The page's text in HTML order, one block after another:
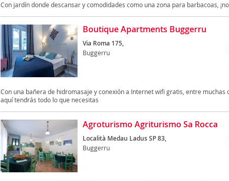
Con jardín donde descansar y comodidades como una zona para barbacoas,
Boutique Apartments Buggerru
Via Roma 175,
Buggerru
Con una bañera de hidromasaje y conexión a Internet wifi gratis, entre muchas
aquí tendrás todo lo que necesitas
Agroturismo Agriturismo Sa Rocca
Località Medau Ladus SP 83,
Buggerru